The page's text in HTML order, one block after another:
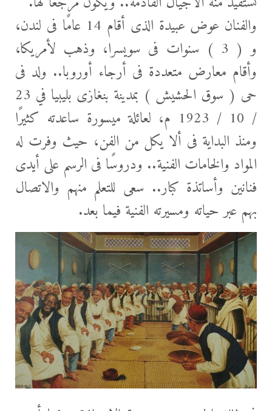
والفنان عوض عبيدة الذى أقام 14 عامًا فى لندن،
و ( 3 ) سنوات فى سويسرا، وذهب لأمريكا،
وأقام معارض متعددة فى أرجاء أوروبا.. ولد فى
حى ( سوق الحشيش ) بمدينة بنغازى بليبيا في 23
/ 10 / 1923 م، لعائلة ميسورة ساعدته كثيرًا
ومنذ البداية فى ألا يكل من الفن، حيث وفرت له
المواد والخامات الفنية.. ودروسًا فى الرسم على أيدى
فنانين وأساتذة كبار.. سعى للتعلم منهم والاتصال
بهم عبر حياته ومسيرته الفنية فيما بعد.